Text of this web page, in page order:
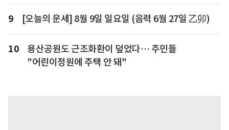
9 [오늘의 운세] 8월 9일 일요일 (음력 6월 27일 乙卯)
10
용산공원도 근조화환이 덮었다… 주민들
"어린이정원에 주택 안 돼"